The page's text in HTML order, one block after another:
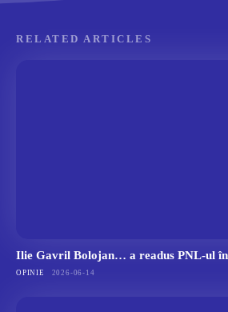
RELATED ARTICLES
Ilie Gavril Bolojan… a readus PNL-ul
OPINIE 2026-06-14